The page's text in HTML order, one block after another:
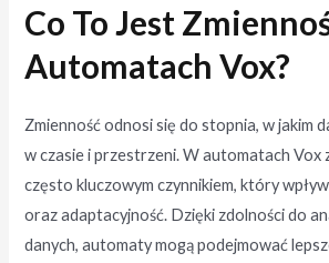
Co To Jest
Automatach Vox?
Zmienność odnosi się do stopnia, w jakim
w czasie i przestrzeni. W automatach Vox
często kluczowym czynnikiem, który
oraz adaptacyjność. Dzięki zdolności do
danych, automaty mogą podejmować